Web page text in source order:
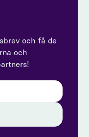
och få de
och